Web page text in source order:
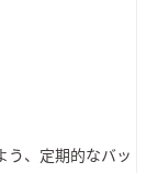
う、定期的なバッ